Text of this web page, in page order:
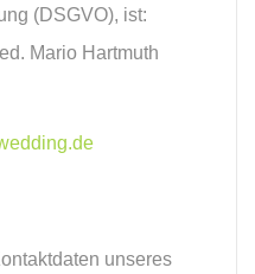
(DSGVO), ist:
Mario Hartmuth
unseres